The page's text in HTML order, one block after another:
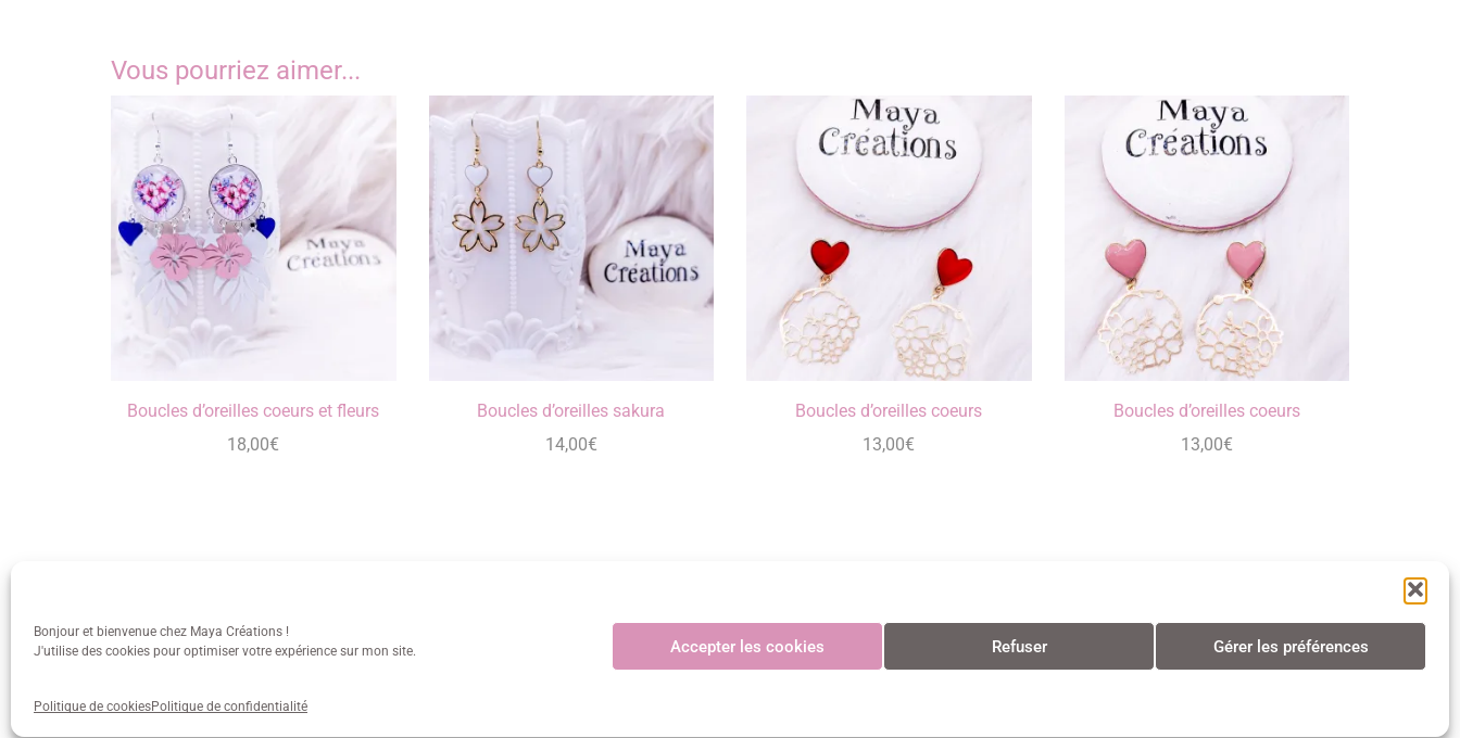
Bonjour et bienvenue chez Maya Créations !
J'utilise des cookies pour optimiser votre expérience sur mon site.
Accepter les cookies Refuser Gérer les préférences
Politique de cookiesPolitique de confidentialité
Vous pourriez aimer...
Boucles d’oreilles coeurs et fleurs
18,00€
Boucles d’oreilles sakura
14,00€
Boucles d’oreilles coeurs
13,00€
Boucles d’oreilles coeurs
13,00€
Maya Créations
info@mayacreations.fr Politique des cookies